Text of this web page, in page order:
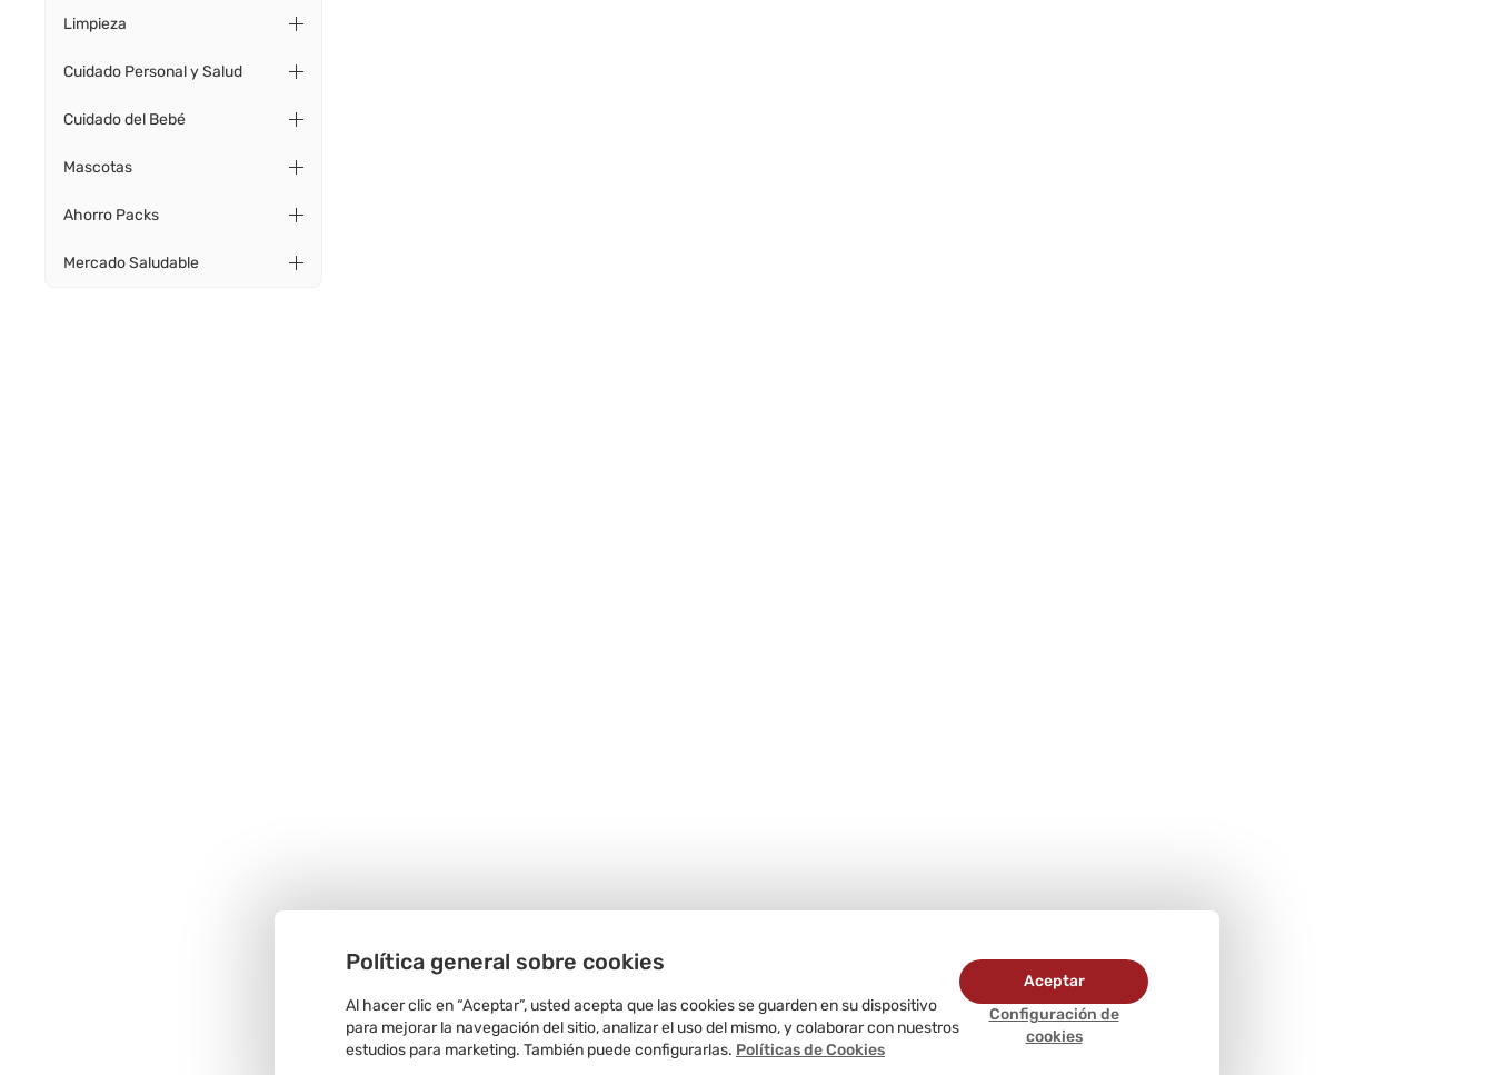
Limpieza
Cuidado Personal y Salud
Cuidado del Bebé
Mascotas
Ahorro Packs
Mercado Saludable
Política general sobre cookies
Al hacer clic en “Aceptar”, usted acepta que las cookies se guarden en su dispositivo
para mejorar la navegación del sitio, analizar el uso del mismo, y colaborar con nuestros
estudios para marketing. También puede configurarlas. Políticas de Cookies
Configuración de
cookies
Aceptar